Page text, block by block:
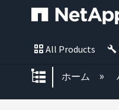
All Products
グローバ
ホーム